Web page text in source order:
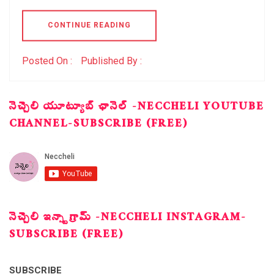
CONTINUE READING
Posted On : Published By :
నెచ్చెలి యూట్యూబ్ ఛానెల్ -NECCHELI YOUTUBE
CHANNEL-SUBSCRIBE (FREE)
నెచ్చెలి ఇన్స్టాగ్రామ్ -NECCHELI INSTAGRAM-
SUBSCRIBE (FREE)
SUBSCRIBE